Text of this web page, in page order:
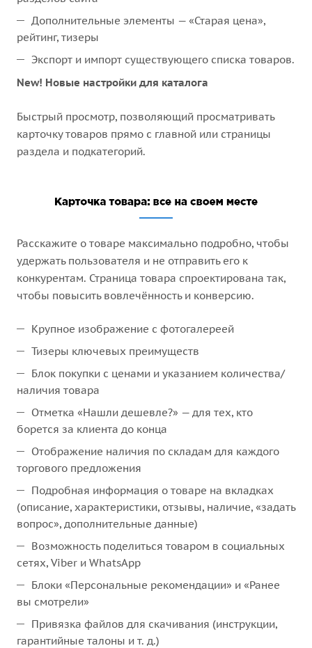
Дополнительные элементы — «Старая цена»,
рейтинг, тизеры
Экспорт и импорт существующего списка товаров.
New! Новые настройки для каталога
Быстрый просмотр, позволяющий просматривать
карточку товаров прямо с главной или страницы
раздела и подкатегорий.
Расскажите о товаре максимально подробно, чтобы
удержать пользователя и не отправить его к
конкурентам. Страница товара спроектирована так,
чтобы повысить вовлечённость и конверсию.
Крупное изображение с фотогалереей
Тизеры ключевых преимуществ
Блок покупки с ценами и указанием количества/
наличия товара
Отметка «Нашли дешевле?» — для тех, кто
борется за клиента до конца
Отображение наличия по складам для каждого
торгового предложения
Подробная информация о товаре на вкладках
(описание, характеристики, отзывы, наличие, «задать
вопрос», дополнительные данные)
Возможность поделиться товаром в социальных
сетях, Viber и WhatsApp
Блоки «Персональные рекомендации» и «Ранее
вы смотрели»
Привязка файлов для скачивания (инструкции,
гарантийные талоны и т. д.)